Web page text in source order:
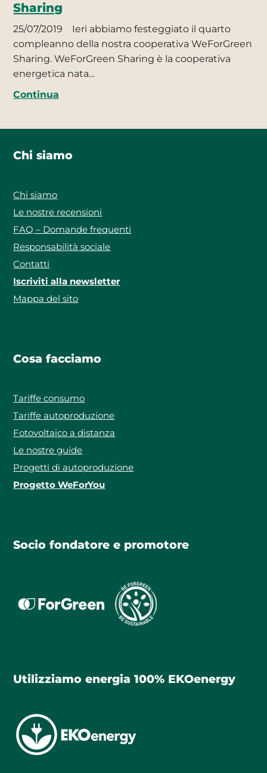
Sharing
25/07/2019
Ieri abbiamo festeggiato il quarto
compleanno della nostra cooperativa WeForGreen
Sharing. WeForGreen Sharing è la cooperativa
energetica nata…
Continua
Chi siamo
Chi siamo
Le nostre recensioni
FAQ – Domande frequenti
Responsabilità sociale
Contatti
Iscriviti alla newsletter
Mappa del sito
Cosa facciamo
Tariffe consumo
Tariffe autoproduzione
Fotovoltaico a distanza
Le nostre guide
Progetti di autoproduzione
Progetto WeForYou
Socio fondatore e promotore
Utilizziamo energia 100% EKOenergy